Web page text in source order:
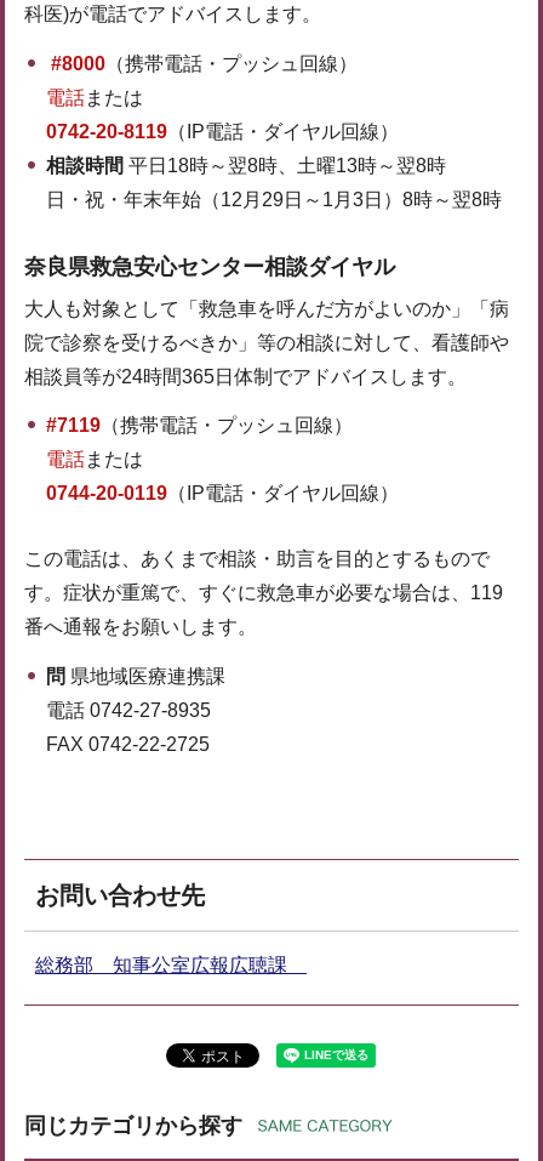
科医)が電話でアドバイスします。
#8000 （携帯電話・プッシュ回線）
電話または
0742-20-8119 （IP電話・ダイヤル回線）
相談時間 平日18時～翌8時、土曜13時～翌8時
日・祝・年末年始（12月29日～1月3日）8時～翌8時
奈良県救急安心センター相談ダイヤル
大人も対象として「救急車を呼んだ方がよいのか」「病
院で診察を受けるべきか」等の相談に対して、看護師や
相談員等が24時間365日体制でアドバイスします。
#7119 （携帯電話・プッシュ回線）
電話または
0744-20-0119 （IP電話・ダイヤル回線）
この電話は、あくまで相談・助言を目的とするもので
す。症状が重篤で、すぐに救急車が必要な場合は、119
番へ通報をお願いします。
問 県地域医療連携課
電話 0742-27-8935
FAX 0742-22-2725
お問い合わせ先
総務部 知事公室広報広聴課
同じカテゴリから探す